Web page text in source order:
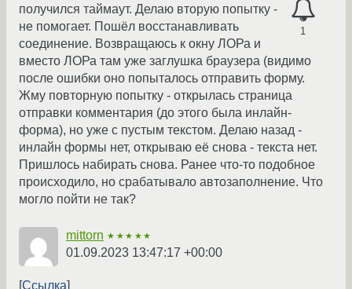
1
получился таймаут. Делаю вторую попытку -
не помогает. Пошёл восстанавливать
соединение. Возвращаюсь к окну ЛОРа и
вместо ЛОРа там уже заглушка браузера (видимо
после ошибки оно попыталось отправить форму.
Жму повторную попытку - открылась страница
отправки комментария (до этого была инлайн-
форма), но уже с пустым текстом. Делаю назад -
инлайн формы нет, открываю её снова - текста нет.
Пришлось набирать снова. Ранее что-то подобное
происходило, но срабатывало автозаполнение. Что
могло пойти не так?
mittorn ★★★★★
01.09.2023 13:47:17 +00:00
Ссылка